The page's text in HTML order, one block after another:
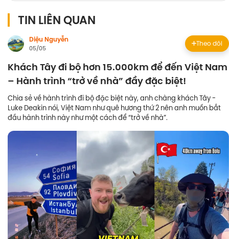
TIN LIÊN QUAN
Diệu Nguyễn
05/05
Theo dõi
Khách Tây đi bộ hơn 15.000km để đến Việt Nam
– Hành trình “trở về nhà” đầy đặc biệt!
Chia sẻ về hành trình đi bộ đặc biệt này, anh chàng khách Tây -
Luke Deakin nói, Việt Nam như quê hương thứ 2 nên anh muốn bắt
đầu hành trình này như một cách để “trở về nhà”.